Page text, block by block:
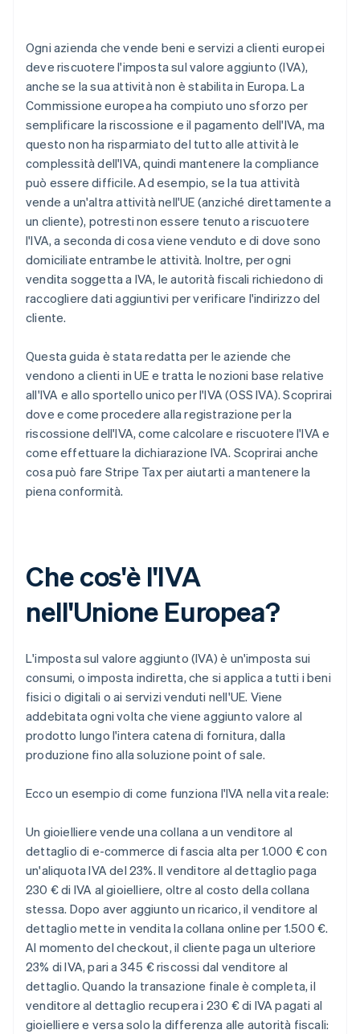
4. Dichiarazione IVA
Ogni azienda che vende beni e servizi a clienti europei
deve riscuotere l'imposta sul valore aggiunto (IVA),
anche se la sua attività non è stabilita in Europa. La
Commissione europea ha compiuto uno sforzo per
semplificare la riscossione e il pagamento dell'IVA, ma
questo non ha risparmiato del tutto alle attività le
complessità dell'IVA, quindi mantenere la compliance
può essere difficile. Ad esempio, se la tua attività
vende a un'altra attività nell'UE (anziché direttamente a
un cliente), potresti non essere tenuto a riscuotere
l'IVA, a seconda di cosa viene venduto e di dove sono
domiciliate entrambe le attività. Inoltre, per ogni
vendita soggetta a IVA, le autorità fiscali richiedono di
raccogliere dati aggiuntivi per verificare l'indirizzo del
cliente.
Questa guida è stata redatta per le aziende che
vendono a clienti in UE e tratta le nozioni base relative
all'IVA e allo sportello unico per l'IVA (OSS IVA). Scoprirai
dove e come procedere alla registrazione per la
riscossione dell'IVA, come calcolare e riscuotere l'IVA e
come effettuare la dichiarazione IVA. Scoprirai anche
cosa può fare Stripe Tax per aiutarti a mantenere la
piena conformità.
Che cos'è l'IVA
nell'Unione Europea?
L'imposta sul valore aggiunto (IVA) è un'imposta sui
consumi, o imposta indiretta, che si applica a tutti i beni
fisici o digitali o ai servizi venduti nell'UE. Viene
addebitata ogni volta che viene aggiunto valore al
prodotto lungo l'intera catena di fornitura, dalla
produzione fino alla soluzione point of sale.
Ecco un esempio di come funziona l'IVA nella vita reale:
Un gioielliere vende una collana a un venditore al
dettaglio di e-commerce di fascia alta per 1.000 € con
un'aliquota IVA del 23%. Il venditore al dettaglio paga
230 € di IVA al gioielliere, oltre al costo della collana
stessa. Dopo aver aggiunto un ricarico, il venditore al
dettaglio mette in vendita la collana online per 1.500 €.
Al momento del checkout, il cliente paga un ulteriore
23% di IVA, pari a 345 € riscossi dal venditore al
dettaglio. Quando la transazione finale è completa, il
venditore al dettaglio recupera i 230 € di IVA pagati al
gioielliere e versa solo la differenza alle autorità fiscali: